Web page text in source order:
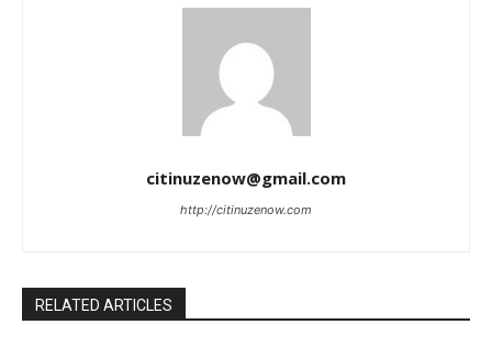
citinuzenow@gmail.com
http://citinuzenow.com
RELATED ARTICLES